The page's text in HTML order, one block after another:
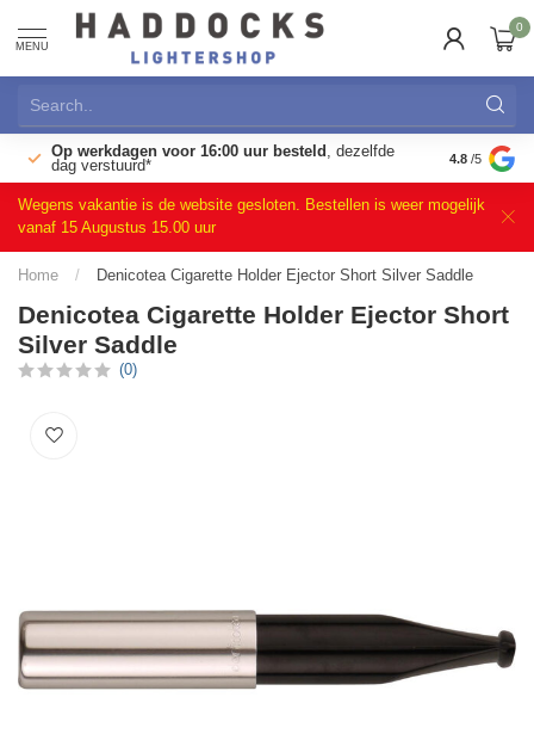
MENU
0
Op werkdagen voor 16:00 uur besteld , dezelfde
dag verstuurd*
Gratis
4.8 /5
Wegens vakantie is de website gesloten. Bestellen is weer mogelijk
vanaf 15 Augustus 15.00 uur
Home / Denicotea Cigarette Holder Ejector Short Silver Saddle
Denicotea Cigarette Holder Ejector Short
Silver Saddle
(0)